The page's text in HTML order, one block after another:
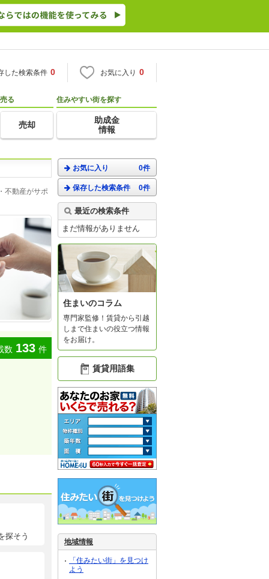
した検索条件 0 お気に入り 0
売る
売却
住みやすい街を探す
助成金
情報
不動産がサポ
数 133 件
探そう
お気に入り 0件
保存した検索条件 0件
最近の検索条件
まだ情報がありません
住まいのコラム
専門家監修！賃貸から引越
しまで住まいの役立つ情報
をお届け。
賃貸用語集
地域情報
「住みたい街」を見つけ
よう